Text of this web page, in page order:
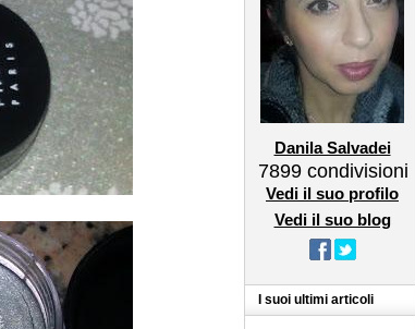
Danila Salvadei
7899 condivisioni
Vedi il suo profilo
Vedi il suo blog
I suoi ultimi articoli